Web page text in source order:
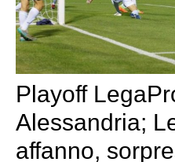
Playoff
Alessandria;
affanno,